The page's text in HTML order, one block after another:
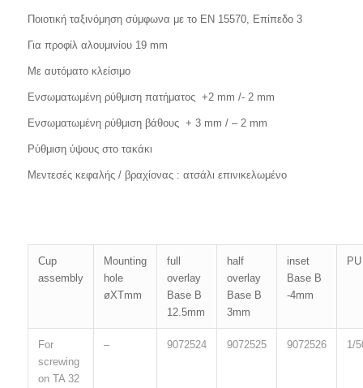
Ποιοτική ταξινόμηση σύμφωνα με το EN 15570, Επίπεδο 3
Για προφίλ αλουμινίου 19 mm
Με αυτόματο κλείσιμο
Ενσωματωμένη ρύθμιση πατήματος +2 mm /- 2 mm
Ενσωματωμένη ρύθμιση βάθους + 3 mm / – 2 mm
Ρύθμιση ύψους στο τακάκι
Μεντεσές κεφαλής / βραχίονας : ατσάλι επινικελωμένο
Cup
assembly
Mounting
hole
øXTmm
full
overlay
Base B
12.5mm
half
overlay
Base B
3mm
inset
Base B
-4mm
PU
For
screwing
on TA 32
– 9072524 9072525 9072526 1/